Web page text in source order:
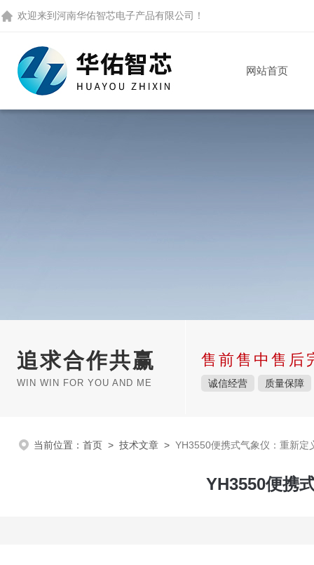
欢迎来到 河南华佑智芯电子产品有限公司 ！
网站首页
追求合作共赢
WIN WIN FOR YOU AND ME
售前售中售后
诚信经营 质量保障
当前位置： 首页 > 技术文章 > YH3550便携式气象仪：重新定
YH3550便携